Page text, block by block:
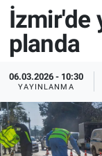
İzmir'de
planda
06.03.2026 - 10:30
YAYINLANMA
Tüm
İletişim
Künye
Süper Lig
Tüm
Son Dakika
Haber